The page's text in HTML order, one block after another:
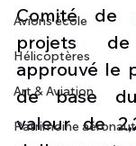
Avions école
Hélicoptères
Art & Aviation
Patrimoine
Comité de
projets
approuvé le
de base
valeur de